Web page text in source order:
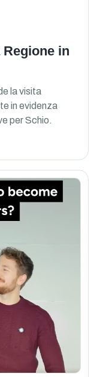
in
la visita
in evidenza
per Schio.